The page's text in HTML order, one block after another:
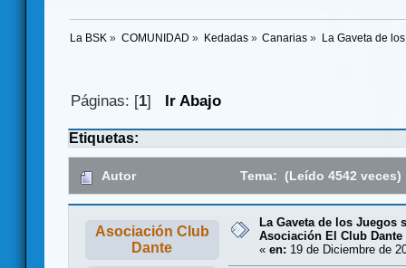
La BSK » COMUNIDAD » Kedadas» Canarias » La Gaveta de
Páginas: [1] Ir Abajo
Etiquetas:
Autor Tema: (Leído 4542 veces)
Asociación Club
Dante
La Gaveta de los Juegos
Asociación El Club Dante
« en: 19 de Diciembre de